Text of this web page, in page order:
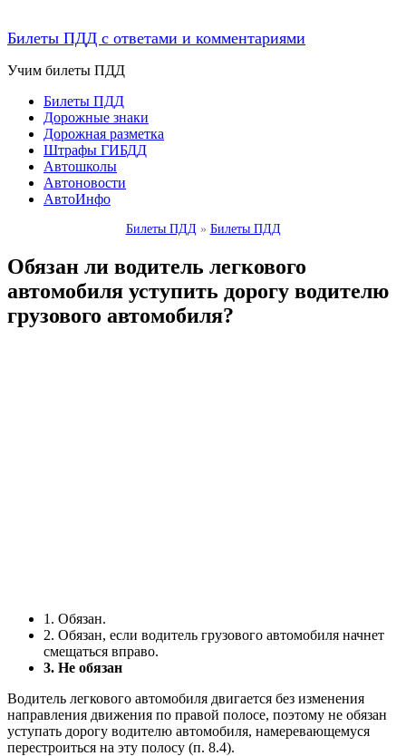
Билеты ПДД с ответами и комментариями
Учим билеты ПДД
Билеты ПДД
Дорожные знаки
Дорожная разметка
Штрафы ГИБДД
Автошколы
Автоновости
АвтоИнфо
Билеты ПДД » Билеты ПДД
Обязан ли водитель легкового
автомобиля уступить дорогу водителю
грузового автомобиля?
1. Обязан.
2. Обязан, если водитель грузового автомобиля начнет
смещаться вправо.
3. Не обязан
Водитель легкового автомобиля двигается без изменения
направления движения по правой полосе, поэтому не обязан
уступать дорогу водителю автомобиля, намеревающемуся
перестроиться на эту полосу (п. 8.4).